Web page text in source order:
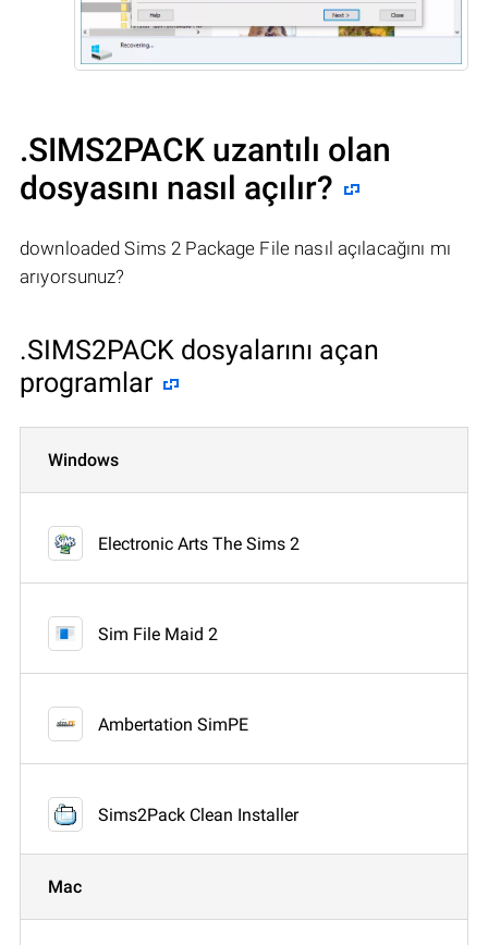
.SIMS2PACK uzantılı olan
dosyasını nasıl açılır?
downloaded Sims 2 Package File nasıl açılacağını mı
arıyorsunuz?
.SIMS2PACK dosyalarını açan
programlar
Windows
Electronic Arts The Sims 2
Sim File Maid 2
Ambertation SimPE
Sims2Pack Clean Installer
Mac